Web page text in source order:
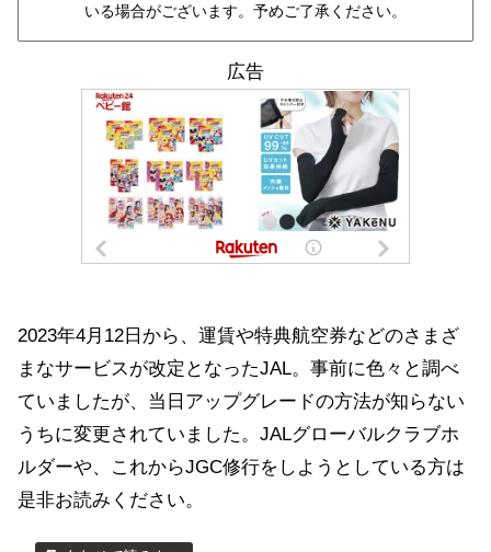
いる場合がございます。予めご了承ください。
広告
2023年4月12日から、運賃や特典航空券などのさまざ
まなサービスが改定となったJAL。事前に色々と調べ
ていましたが、当日アップグレードの方法が知らない
うちに変更されていました。JALグローバルクラブホ
ルダーや、これからJGC修行をしようとしている方は
是非お読みください。